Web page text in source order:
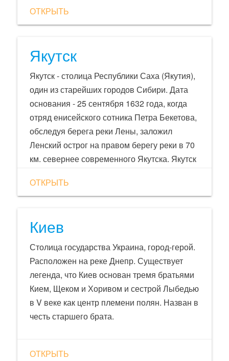
на-Таганроге. С середины 18 в. за городом
закрепляется название Таганрог. После
утрачивает значение военно-морской базы
и становится крупным внешнеторговым
портом на юге России.
ОТКРЫТЬ
Якутск
Якутск - столица Республики Саха (Якутия),
один из старейших городов Сибири. Дата
основания - 25 сентября 1632 года, когда
отряд енисейского сотника Петра Бекетова,
обследуя берега реки Лены, заложил
Ленский острог на правом берегу реки в 70
км. севернее современного Якутска. Якутск
широты. В г.Якутске отмечались 64° мороза
и 38° тепла. Амплитуду колебаний зимних и
испытывает ни один регион мира Средняя
температура в январе - 42,7 градуса, в
июле + 18,7 градуса. За год выпадает до
202 мм осадков. Местное время опережает
московское на 6 часов.
ОТКРЫТЬ
Киев
Столица государства Украина, город-герой.
Расположен на реке Днепр. Существует
легенда, что Киев основан тремя братьями
Кием, Щеком и Хоривом и сестрой Лыбедью
в V веке как центр племени полян. Назван в
честь старшего брата.
ОТКРЫТЬ